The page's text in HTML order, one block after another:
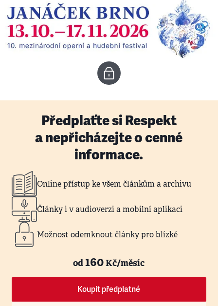
Předplaťte si Respekt
a nepřicházejte o cenné
informace.
Online přístup ke všem článkům a archivu
Články i v audioverzi a mobilní aplikaci
Možnost odemknout články pro blízké
od160Kč/měsíc
Koupit předplatné